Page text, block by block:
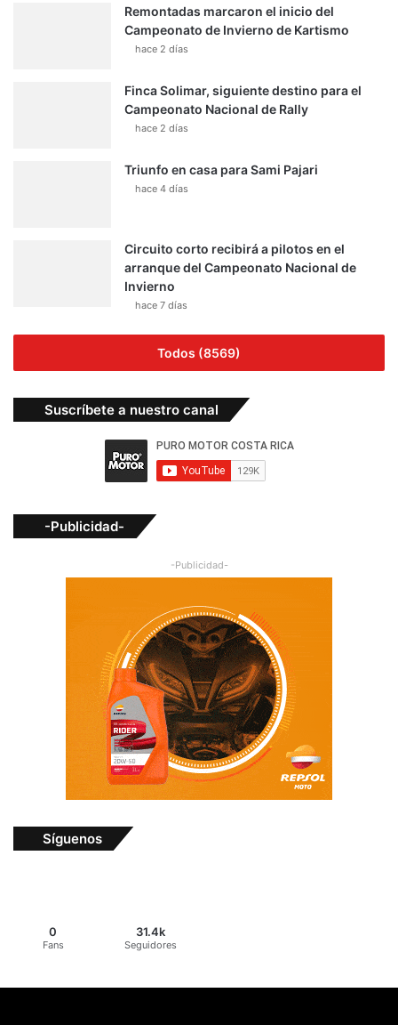
Remontadas marcaron el inicio del
Campeonato de Invierno de Kartismo
hace 2 días
Finca Solimar, siguiente destino para el
Campeonato Nacional de Rally
hace 2 días
Triunfo en casa para Sami Pajari
hace 4 días
Circuito corto recibirá a pilotos en el
arranque del Campeonato Nacional de
Invierno
hace 7 días
Todos (8569)
Suscríbete a nuestro canal
-Publicidad-
-Publicidad-
Síguenos
0
Fans
31.4k
Seguidores